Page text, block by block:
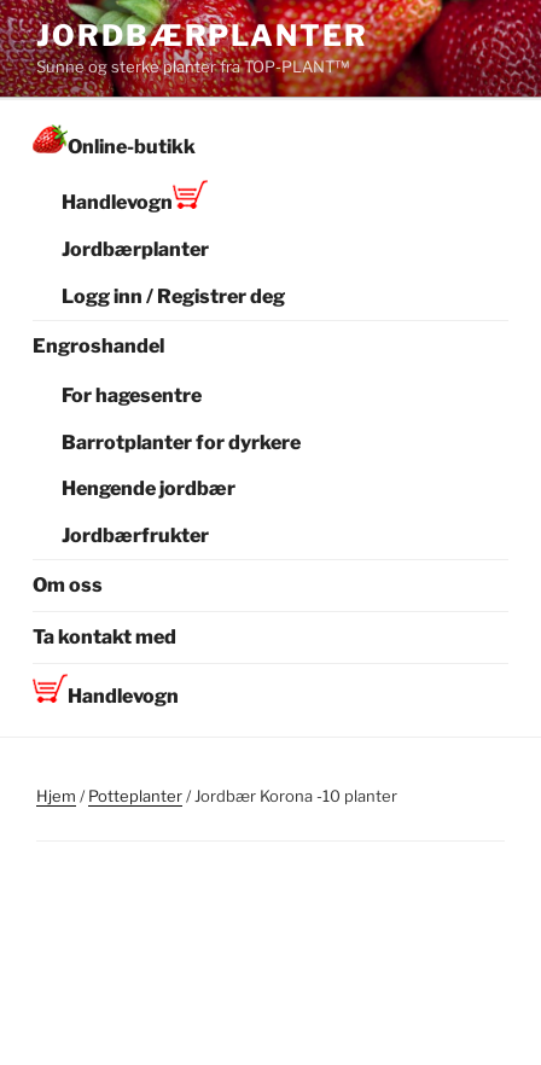
Gå
til
innhold
JORDBÆRPLANTER
Sunne og sterke planter fra TOP-PLANT™
Online-butikk
Handlevogn
Jordbærplanter
Logg inn / Registrer deg
Engroshandel
For hagesentre
Barrotplanter for dyrkere
Hengende jordbær
Jordbærfrukter
Om oss
Ta kontakt med
Handlevogn
Hjem /Potteplanter/ Jordbær Korona -10 planter